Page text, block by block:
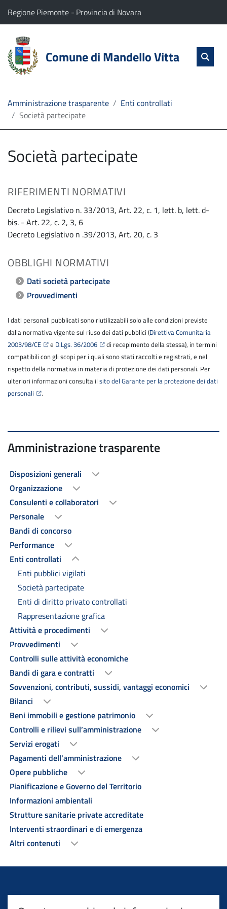
Home
Servizi
L'Amministrazione
Linea
diretta
Il comune di Mandello Vitta appartiene a:
Regione Piemonte (Apre il link in una nuova scheda)
- Provincia di Novara(Apre il link in una nuova
Comune di Mandello Vitta salta
Amministrazione trasparente
Enti controllati
Società partecipate
Società partecipate
RIFERIMENTI NORMATIVI
Decreto Legislativo n. 33/2013, Art. 22, c. 1, lett. b, lett. d-
bis. - Art. 22, c. 2, 3, 6
Decreto Legislativo n .39/2013, Art. 20, c. 3
OBBLIGHI NORMATIVI
Dati società partecipate
Provvedimenti
I dati personali pubblicati sono riutilizzabili solo alle condizioni previste
dalla normativa vigente sul riuso dei dati pubblici (Direttiva Comunitaria
2003/98/CE
e D.Lgs. 36/2006
di recepimento della stessa), in termini
compatibili con gli scopi per i quali sono stati raccolti e registrati, e nel
rispetto della normativa in materia di protezione dei dati personali. Per
ulteriori informazioni consulta il sito del Garante per la protezione dei dati
personali
.
Amministrazione trasparente
Disposizioni generali
Organizzazione
Consulenti e collaboratori
Personale
Bandi di concorso
Performance
Enti controllati
Enti pubblici vigilati
Società partecipate
Enti di diritto privato controllati
Rappresentazione grafica
Attività e procedimenti
Provvedimenti
Controlli sulle attività economiche
Bandi di gara e contratti
Sovvenzioni, contributi, sussidi, vantaggi economici
Bilanci
Beni immobili e gestione patrimonio
Controlli e rilievi sull’amministrazione
Servizi erogati
Pagamenti dell'amministrazione
Opere pubbliche
Pianificazione e Governo del Territorio
Informazioni ambientali
Strutture sanitarie private accreditate
Interventi straordinari e di emergenza
Altri contenuti